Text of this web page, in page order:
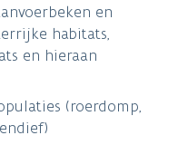
en
habitats,
en hieraan
(roerdomp,